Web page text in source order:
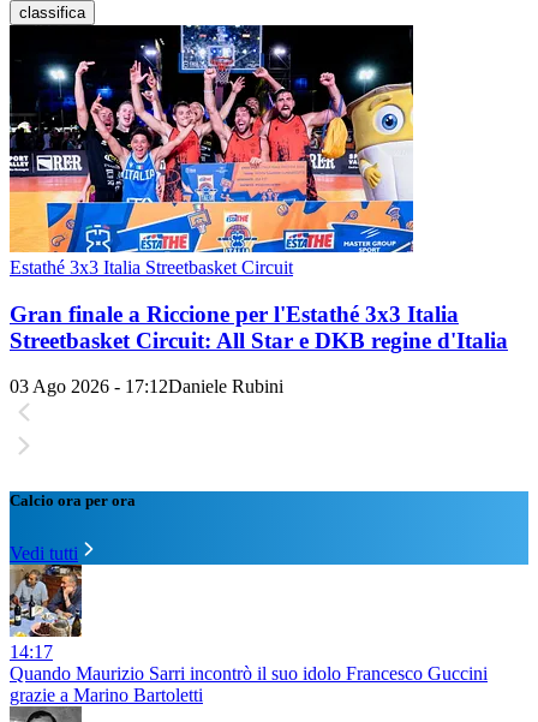
classifica
Estathé 3x3 Italia Streetbasket Circuit
Gran finale a Riccione per l'Estathé 3x3 Italia
Streetbasket Circuit: All Star e DKB regine d'Italia
03 Ago 2026 - 17:12Daniele Rubini
Calcio ora per ora
Vedi tutti
14:17
Quando Maurizio Sarri incontrò il suo idolo Francesco Guccini
grazie a Marino Bartoletti